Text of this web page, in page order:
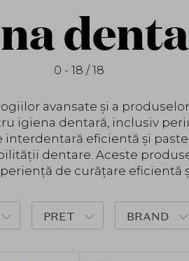
0 - 18 / 18
avansate și a
igiena dentară, inclusiv
eficientă și
dentare. Aceste
de curățare eficientă
PRET BRAND